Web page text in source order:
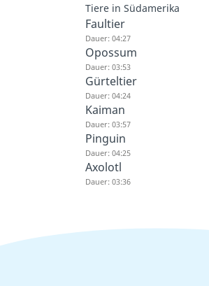
Tiere in Südamerika
Faultier
Dauer: 04:27
Opossum
Dauer: 03:53
Gürteltier
Dauer: 04:24
Kaiman
Dauer: 03:57
Pinguin
Dauer: 04:25
Axolotl
Dauer: 03:36